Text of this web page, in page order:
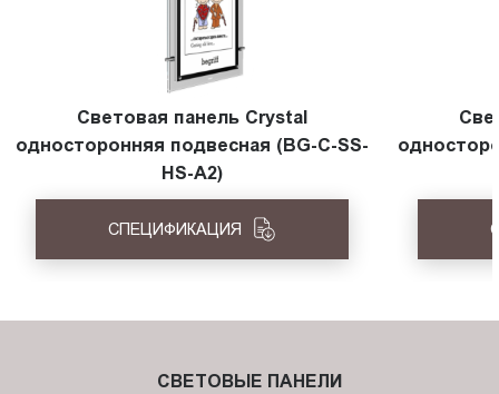
Световая панель Crystal
односторонняя подвесная (BG-C-SS-
HS-A2)
СПЕЦИФИКАЦИЯ
СВЕТОВЫЕ ПАНЕЛИ